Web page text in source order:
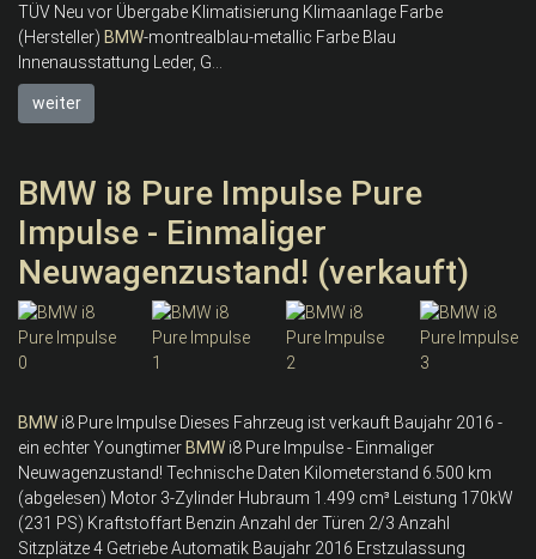
TÜV Neu vor Übergabe Klimatisierung Klimaanlage Farbe
(Hersteller) BMW-montrealblau-metallic Farbe Blau
Innenausstattung Leder, G...
weiter
BMW i8 Pure Impulse Pure
Impulse - Einmaliger
Neuwagenzustand! (verkauft)
BMW i8 Pure Impulse Dieses Fahrzeug ist verkauft Baujahr 2016 -
ein echter Youngtimer BMW i8 Pure Impulse - Einmaliger
Neuwagenzustand! Technische Daten Kilometerstand 6.500 km
(abgelesen) Motor 3-Zylinder Hubraum 1.499 cm³ Leistung 170kW
(231 PS) Kraftstoffart Benzin Anzahl der Türen 2/3 Anzahl
Sitzplätze 4 Getriebe Automatik Baujahr 2016 Erstzulassung